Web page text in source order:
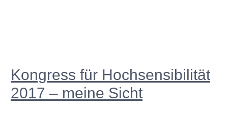
Kongress für Hochsensibilität
2017 – meine Sicht